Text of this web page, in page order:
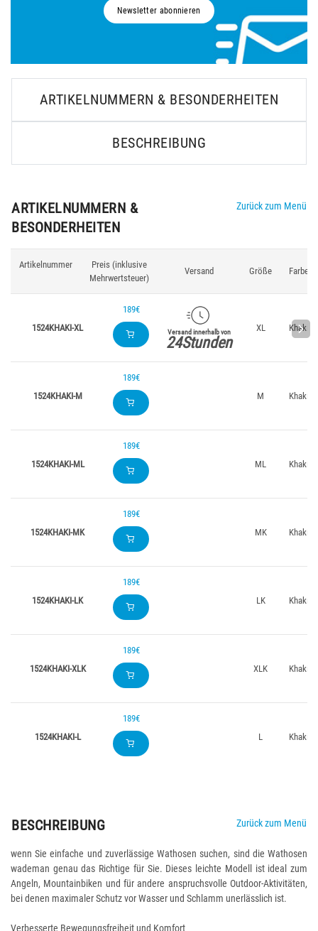
Newsletter abonnieren
ARTIKELNUMMERN & BESONDERHEITEN
BESCHREIBUNG
ARTIKELNUMMERN &
BESONDERHEITEN
Zurück zum Menü
Artikelnummer
Preis (inklusive
Mehrwertsteuer)
Versand Größe Farbe
1524KHAKI-XL
189€
Versand innerhalb von
24Stunden
XL Khaki
1524KHAKI-M
189€
M
Khaki
1524KHAKI-ML
189€
ML
Khaki
1524KHAKI-MK
189€
MK
Khaki
1524KHAKI-LK
189€
LK
Khaki
1524KHAKI-XLK
189€
XLK
Khaki
1524KHAKI-L
189€
L
Khaki
BESCHREIBUNG Zurück zum Menü
wenn Sie einfache und zuverlässige Wathosen suchen, sind die Wathosen
wademan genau das Richtige für Sie. Dieses leichte Modell ist ideal zum
Angeln, Mountainbiken und für andere anspruchsvolle Outdoor-Aktivitäten,
bei denen maximaler Schutz vor Wasser und Schlamm unerlässlich ist.
Verbesserte Bewegungsfreiheit und Komfort